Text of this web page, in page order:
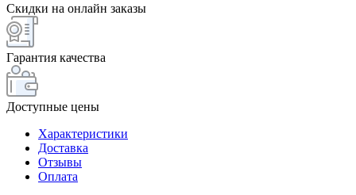
Скидки на онлайн заказы
Гарантия качества
Доступные цены
Характеристики
Доставка
Отзывы
Оплата